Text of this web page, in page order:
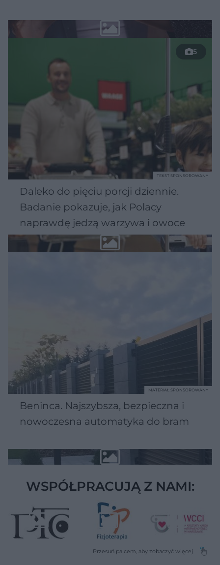
5
Daleko do pięciu porcji dziennie.
Badanie pokazuje, jak Polacy
naprawdę jedzą warzywa i owoce
TEKST SPONSOROWANY
Beninca. Najszybsza, bezpieczna i
nowoczesna automatyka do bram
MATERIAŁ SPONSOROWANY
WSPÓŁPRACUJĄ Z NAMI: